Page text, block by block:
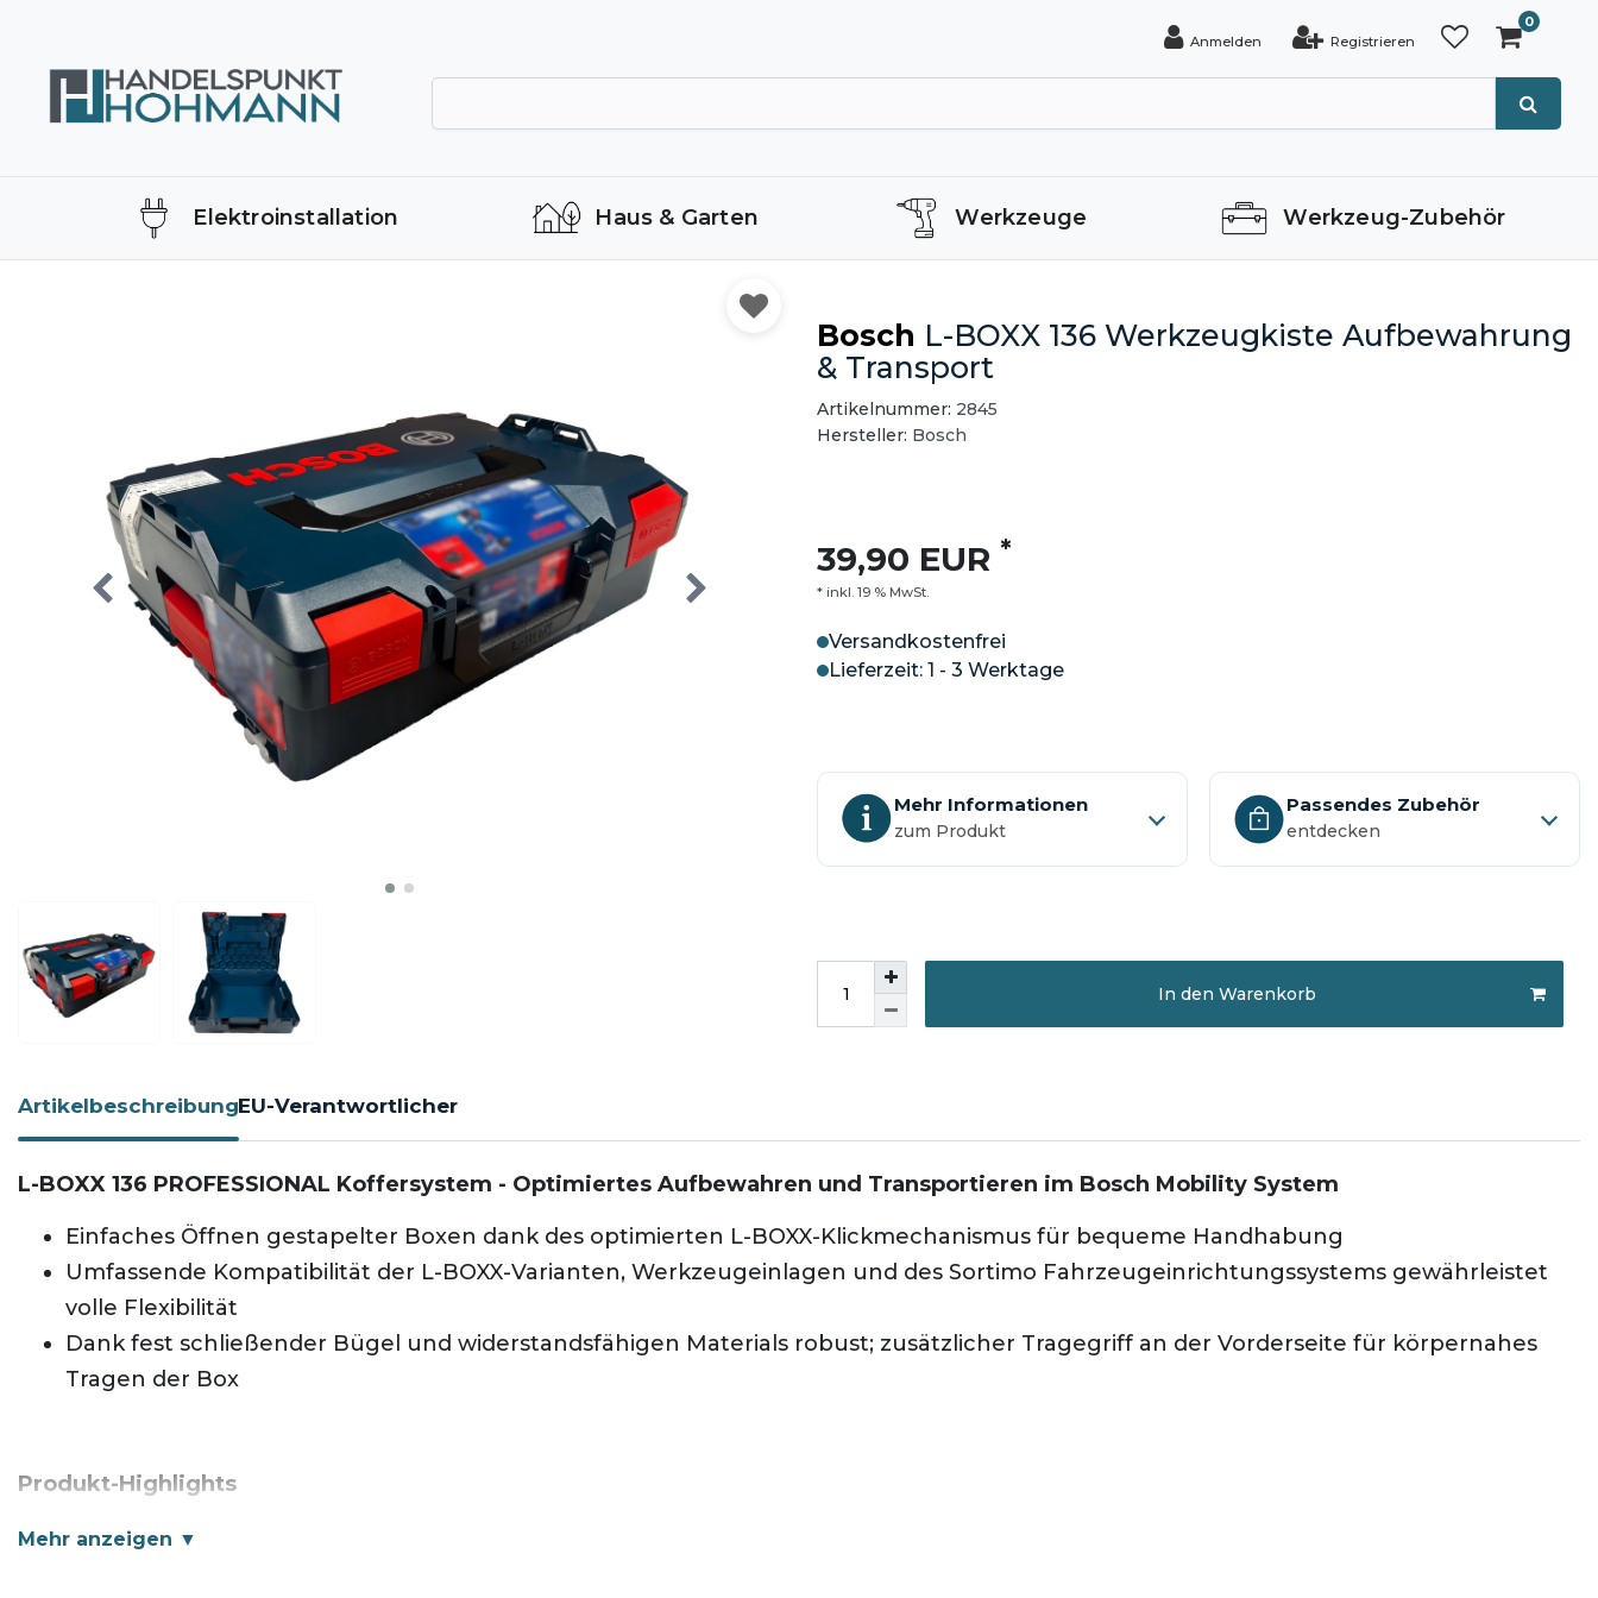
Anmelden Registrieren
0
Elektroinstallation Haus & Garten Werkzeuge Werkzeug-Zubehör
Bosch L-BOXX 136 Werkzeugkiste Aufbewahrung
& Transport
Artikelnummer: 2845
Hersteller: Bosch
39,90 EUR *
* inkl. 19 % MwSt.
Versandkostenfrei
Lieferzeit: 1 - 3 Werktage
Mehr Informationen
zum Produkt
Passendes Zubehör
entdecken
In den Warenkorb
ArtikelbeschreibungEU-Verantwortlicher
L-BOXX 136 PROFESSIONAL Koffersystem - Optimiertes Aufbewahren und Transportieren im Bosch Mobility System
Einfaches Öffnen gestapelter Boxen dank des optimierten L-BOXX-Klickmechanismus für bequeme Handhabung
Umfassende Kompatibilität der L-BOXX-Varianten, Werkzeugeinlagen und des Sortimo Fahrzeugeinrichtungssystems gewährleistet
volle Flexibilität
Dank fest schließender Bügel und widerstandsfähigen Materials robust; zusätzlicher Tragegriff an der Vorderseite für körpernahes
Tragen der Box
Produkt-Highlights
Die L-BOXX 136 bietet eine verbesserte Aufbewahrungs- und Transportlösung im Rahmen des Bosch Mobility Systems. Der optimierte